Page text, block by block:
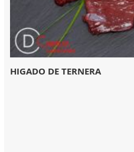
HIGADO DE TERNERA